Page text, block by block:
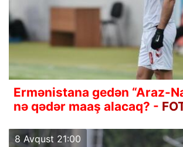
Ermənistana gedən “Araz-
nə qədər maaş alacaq? -
8 Avqust 21:00